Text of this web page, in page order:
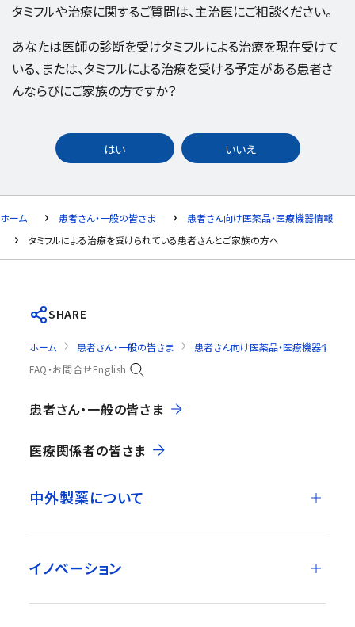
タミフルや治療に関するご質問は、主治医にご相談ください。
あなたは医師の診断を受けタミフルによる治療を現在受けて
いる、または、タミフルによる治療を受ける予定がある患者さ
んならびにご家族の方ですか？
はい いいえ
ホーム 患者さん・一般の皆さま
患者さん向け医薬品・医療機器情報
タミフルによる治療を受けられている患者さんとご家族の方へ
SHARE
ホーム 患者さん・一般の皆さま
患者さん向け医薬品・医療機器情報
FAQ・お問合せEnglish
患者さん・一般の皆さま
医療関係者の皆さま
中外製薬について
イノベーション